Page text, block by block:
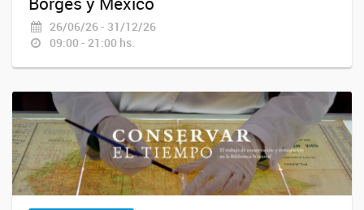
26/06/26 - 31/12/26
09:00 - 21:00 hs.